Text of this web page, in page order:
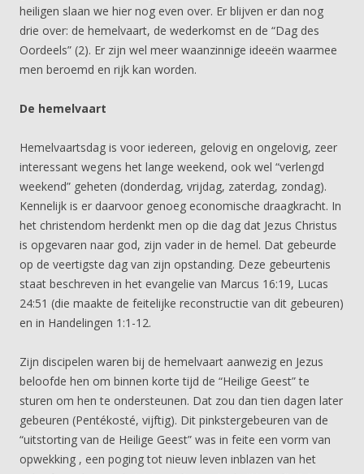
heiligen slaan we hier nog even over. Er blijven er dan nog
drie over: de hemelvaart, de wederkomst en de “Dag des
Oordeels” (2). Er zijn wel meer waanzinnige ideeën waarmee
men beroemd en rijk kan worden.
De hemelvaart
Hemelvaartsdag is voor iedereen, gelovig en ongelovig, zeer
interessant wegens het lange weekend, ook wel “verlengd
weekend” geheten (donderdag, vrijdag, zaterdag, zondag).
Kennelijk is er daarvoor genoeg economische draagkracht. In
het christendom herdenkt men op die dag dat Jezus Christus
is opgevaren naar god, zijn vader in de hemel. Dat gebeurde
op de veertigste dag van zijn opstanding. Deze gebeurtenis
staat beschreven in het evangelie van Marcus 16:19, Lucas
24:51 (die maakte de feitelijke reconstructie van dit gebeuren)
en in Handelingen 1:1-12.
Zijn discipelen waren bij de hemelvaart aanwezig en Jezus
beloofde hen om binnen korte tijd de “Heilige Geest” te
sturen om hen te ondersteunen. Dat zou dan tien dagen later
gebeuren (Pentékosté, vijftig). Dit pinkstergebeuren van de
“uitstorting van de Heilige Geest” was in feite een vorm van
opwekking , een poging tot nieuw leven inblazen van het